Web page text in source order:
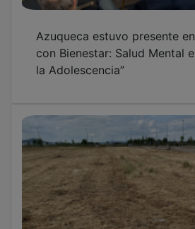
con Bienestar: Salud Mental
la Adolescencia”